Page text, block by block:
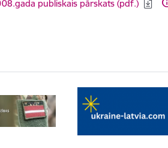
publiskais pārskats (pdf.)